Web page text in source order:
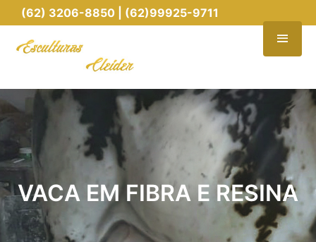
(62) 3206-8850 | (62)99925-9711
VACA EM FIBRA E RESINA